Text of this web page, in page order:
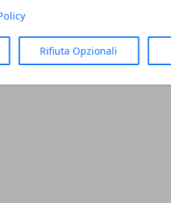
Rifiuta Opzionali